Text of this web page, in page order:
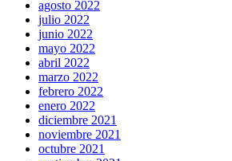
agosto 2022
julio 2022
junio 2022
mayo 2022
abril 2022
marzo 2022
febrero 2022
enero 2022
diciembre 2021
noviembre 2021
octubre 2021